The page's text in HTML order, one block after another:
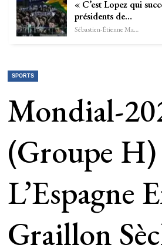
« C’est Lopez qui
présidents de…
Sébastien-Étienne Marechal
SPORTS
Mondial-
(Groupe H)
L’Espagne
Graillon